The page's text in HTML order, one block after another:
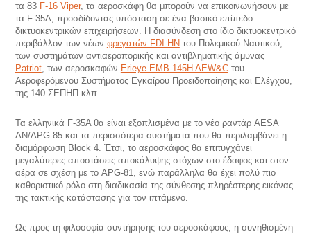
τα 83 F-16 Viper, τα αεροσκάφη θα μπορούν να επικοινωνήσουν με
τα F-35A, προσδίδοντας υπόσταση σε ένα βασικό επίπεδο
δικτυοκεντρικών επιχειρήσεων. Η διασύνδεση στο ίδιο δικτυοκεντρικό
περιβάλλον των νέων φρεγατών FDI-HN του Πολεμικού Ναυτικού,
των συστημάτων αντιαεροπορικής και αντιβληματικής άμυνας
Patriot, των αεροσκαφών Erieye EMB-145H AEW&Cτου
Αεροφερόμενου Συστήματος Εγκαίρου Προειδοποίησης και Ελέγχου,
της 140 ΣΕΠΗΠ κλπ.
Τα ελληνικά F-35A θα είναι εξοπλισμένα με το νέο ραντάρ AESA
AN/APG-85 και τα περισσότερα συστήματα που θα περιλαμβάνει η
διαμόρφωση Block 4. Έτσι, το αεροσκάφος θα επιτυγχάνει
μεγαλύτερες αποστάσεις αποκάλυψης στόχων στο έδαφος και στον
αέρα σε σχέση με το APG-81, ενώ παράλληλα θα έχει πολύ πιο
καθοριστικό ρόλο στη διαδικασία της σύνθεσης πληρέστερης εικόνας
της τακτικής κατάστασης για τον ιπτάμενο.
Ως προς τη φιλοσοφία συντήρησης του αεροσκάφους, η συνηθισμένη